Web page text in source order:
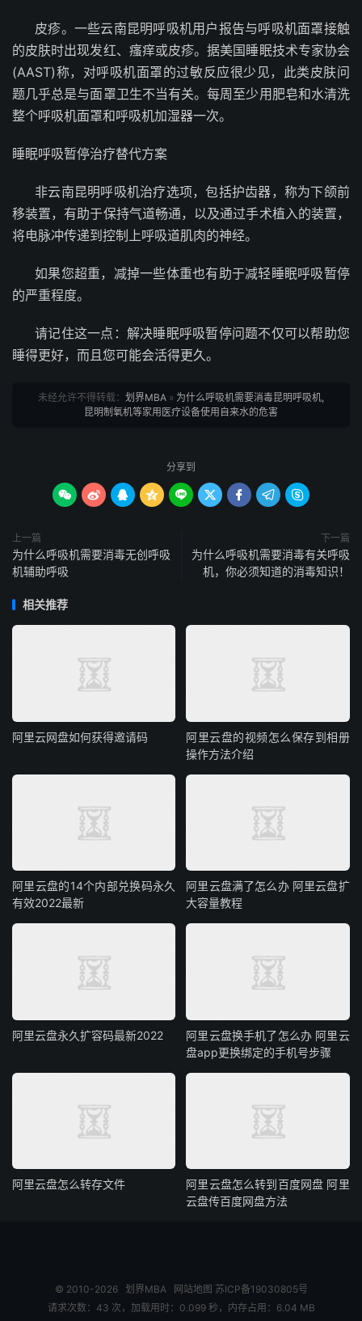
皮疹。一些云南昆明呼吸机用户报告与呼吸机面罩接触
的皮肤时出现发红、瘙痒或皮疹。据美国睡眠技术专家协会
(AAST)称，对呼吸机面罩的过敏反应很少见，此类皮肤问
题几乎总是与面罩卫生不当有关。每周至少用肥皂和水清洗
整个呼吸机面罩和呼吸机加湿器一次。
睡眠呼吸暂停治疗替代方案
非云南昆明呼吸机治疗选项，包括护齿器，称为下颌前
移装置，有助于保持气道畅通，以及通过手术植入的装置，
将电脉冲传递到控制上呼吸道肌肉的神经。
如果您超重，减掉一些体重也有助于减轻睡眠呼吸暂停
的严重程度。
请记住这一点：解决睡眠呼吸暂停问题不仅可以帮助您
睡得更好，而且您可能会活得更久。
未经允许不得转载： 划界MBA » 为什么呼吸机需要消毒昆明呼吸机,
昆明制氧机等家用医疗设备使用自来水的危害
分享到
        
上一篇
为什么呼吸机需要消毒无创呼吸
机辅助呼吸
下一篇
为什么呼吸机需要消毒有关呼吸
机，你必须知道的消毒知识！
相关推荐
阿里云网盘如何获得邀请码
阿里云盘的视频怎么保存到相册
操作方法介绍
阿里云盘的14个内部兑换码永久
有效2022最新
阿里云盘满了怎么办 阿里云盘扩
大容量教程
阿里云盘永久扩容码最新2022
阿里云盘换手机了怎么办 阿里云
盘app更换绑定的手机号步骤
阿里云盘怎么转存文件
阿里云盘怎么转到百度网盘 阿里
云盘传百度网盘方法
© 2010-2026 划界MBA 网站地图 苏ICP备19030805号
请求次数：43 次，加载用时：0.099 秒，内存占用：6.04 MB